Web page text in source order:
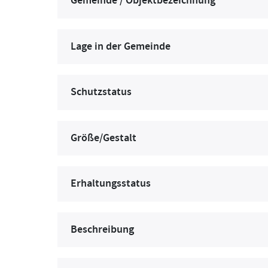
Lage in der Gemeinde
Schutzstatus
Größe/Gestalt
Erhaltungsstatus
Beschreibung